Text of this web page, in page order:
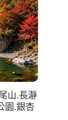
山.長瀞
園.銀杏